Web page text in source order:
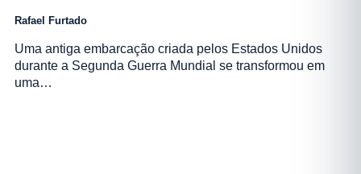
Rafael Furtado
Uma antiga embarcação criada pelos Estados Unidos
durante a Segunda Guerra Mundial se transformou em
uma…